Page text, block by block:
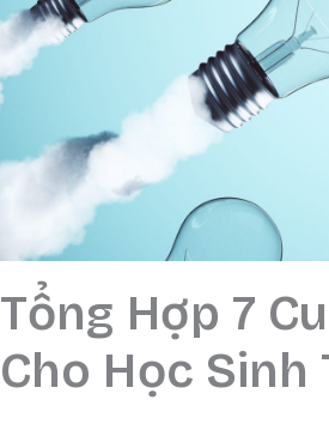
Tổng Hợp 7
Cho Học Sinh